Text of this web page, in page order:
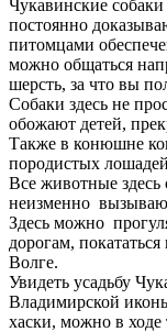
Чукавинские
постоянно
питомцами
можно общаться
шерсть, за что вы
Собаки здесь не
обожают детей,
Также в конюшне
породистых
Все животные
неизменно
Здесь можно
дорогам,
Волге.
Увидеть усадьбу
Владимирской
хаски, можно в